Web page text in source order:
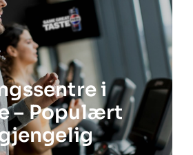
i
– Populært